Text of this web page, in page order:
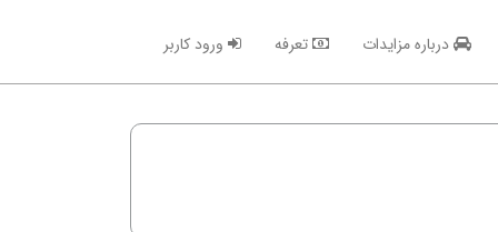
درباره مزایدات تعرفه ورود کاربر